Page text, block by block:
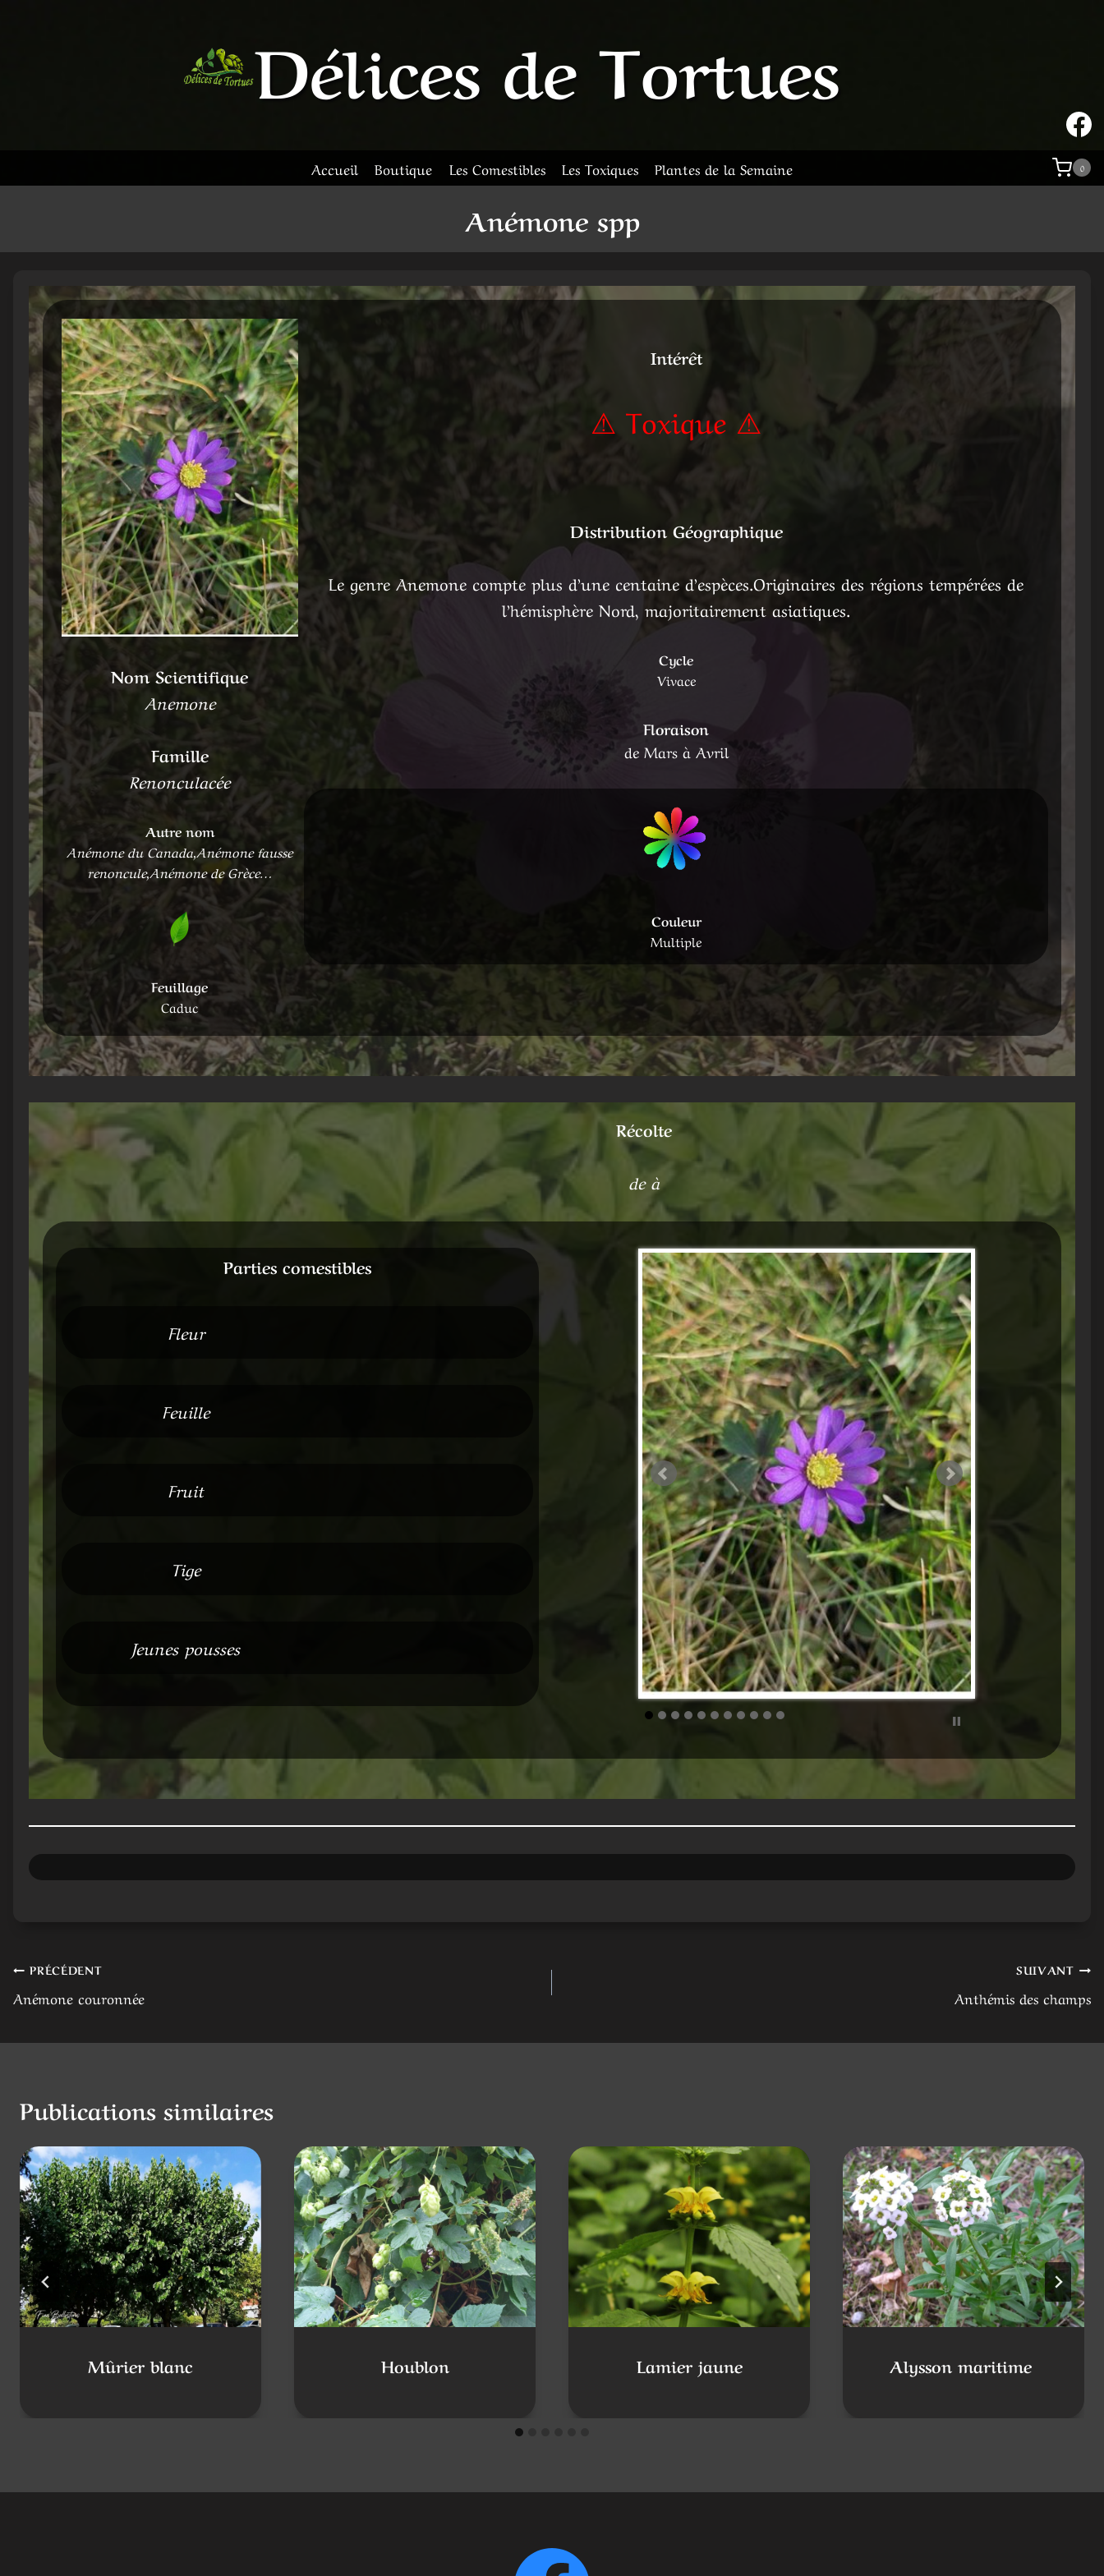
Délices de Tortues
Accueil Boutique Les Comestibles Les Toxiques Plantes de la Semaine 0
Anémone spp
Nom Scientifique
Anemone
Famille
Renonculacée
Autre nom
Anémone du Canada,Anémone fausse
renoncule,Anémone de Grèce…
Feuillage
Caduc
Intérêt
⚠ Toxique ⚠
Distribution Géographique
Le genre Anemone compte plus d’une centaine d’espèces.Originaires des régions tempérées de
l’hémisphère Nord, majoritairement asiatiques.
Cycle
Vivace
Floraison
de Mars à Avril
Couleur
Multiple
Récolte
de à
Parties comestibles
Fleur
Feuille
Fruit
Tige
Jeunes pousses
Navigation
de
l’article
PRÉCÉDENT
Anémone couronnée
SUIVANT
Anthémis des champs
Publications similaires
Mûrier blanc Houblon Lamier jaune Alysson maritime